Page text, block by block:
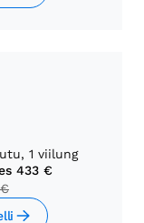
1 viilung
433 €